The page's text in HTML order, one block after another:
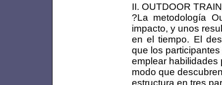
II. OUTDOOR
?La metodología
impacto, y unos
en el tiempo. El
que los
emplear habilidades
modo que
estructura en tres